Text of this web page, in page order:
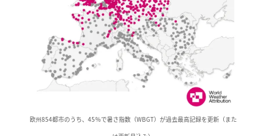
欧州854都市のうち、45％で暑さ指数（WBGT）が過去最高記録を更新（また